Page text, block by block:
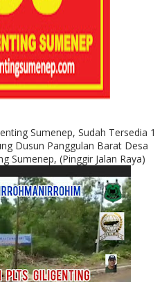
Sumenep, Sudah Tersedia 1
Dusun Panggulan Barat Desa
Sumenep, (Pinggir Jalan Raya)